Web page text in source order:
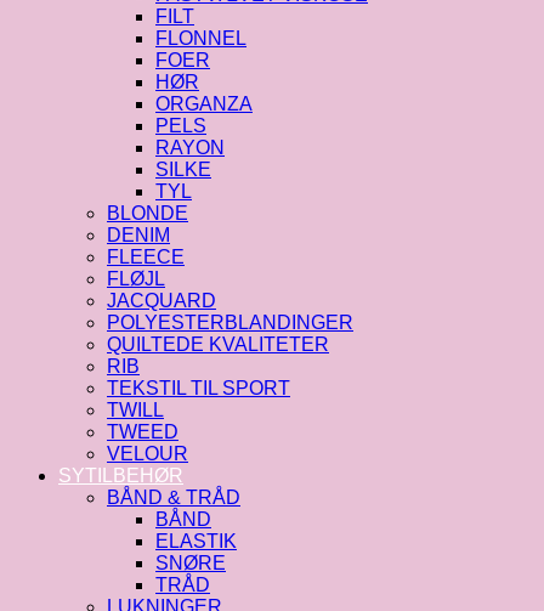
FILT
FLONNEL
FOER
HØR
ORGANZA
PELS
RAYON
SILKE
TYL
BLONDE
DENIM
FLEECE
FLØJL
JACQUARD
POLYESTERBLANDINGER
QUILTEDE KVALITETER
RIB
TEKSTIL TIL SPORT
TWILL
TWEED
VELOUR
SYTILBEHØR
BÅND & TRÅD
BÅND
ELASTIK
SNØRE
TRÅD
LUKNINGER